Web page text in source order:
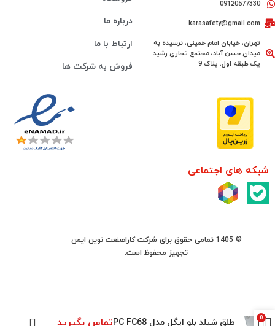
09120577330
karasafety@gmail.com
تهران، خیابان امام خمینی، نرسیده به
میدان حسن آباد، مجتمع تجاری رشید
یک طبقه اول، پلاک 9
درباره ما
ارتباط با ما
فروش به شرکت ها
شبکه های اجتماعی
© 1405 تمامی حقوق برای شرکت کاراصنعت نوین ایمن
تجهیز محفوظ است.
طلق شیلد بلو ایگل مدل PC FC68 تماس بگیرید 0